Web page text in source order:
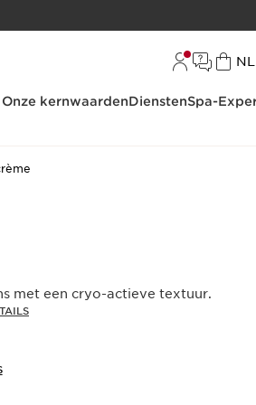
NL
Onze kernwaardenDienstenSpa-
met een cryo-actieve textuur.